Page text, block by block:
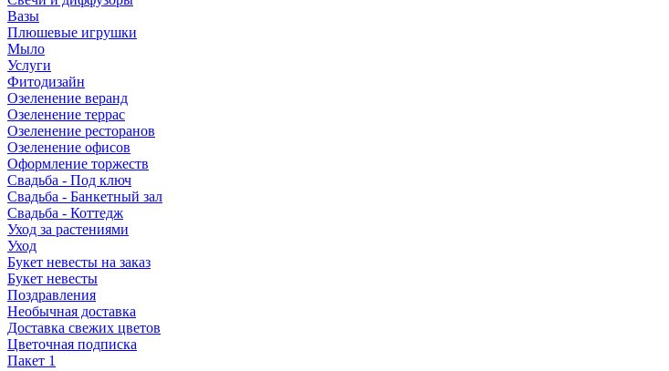
Вазы
Плюшевые игрушки
Мыло
Услуги
Фитодизайн
Озеленение веранд
Озеленение террас
Озеленение ресторанов
Озеленение офисов
Оформление торжеств
Свадьба - Под ключ
Свадьба - Банкетный зал
Свадьба - Коттедж
Уход за растениями
Уход
Букет невесты на заказ
Букет невесты
Поздравления
Необычная доставка
Доставка свежих цветов
Цветочная подписка
Пакет 1